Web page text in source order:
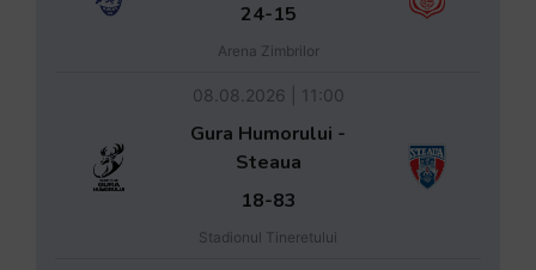
24-15
Arena Zimbrilor
08.08.2026 | 11:00
Gura Humorului -
Steaua
18-83
Stadionul Tineretului